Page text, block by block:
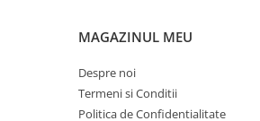
MAGAZINUL MEU
Despre noi
Termeni si Conditii
Politica de Confidentialitate